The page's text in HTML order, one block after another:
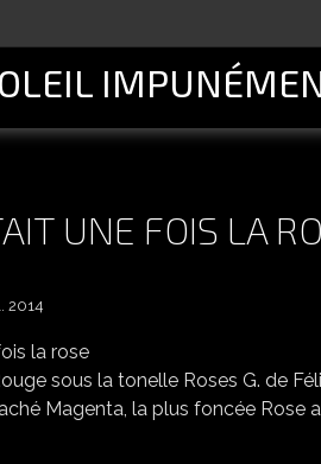
UNE FOIS LA
2014
sous la tonelle Roses G. de
Magenta, la plus foncée Rose